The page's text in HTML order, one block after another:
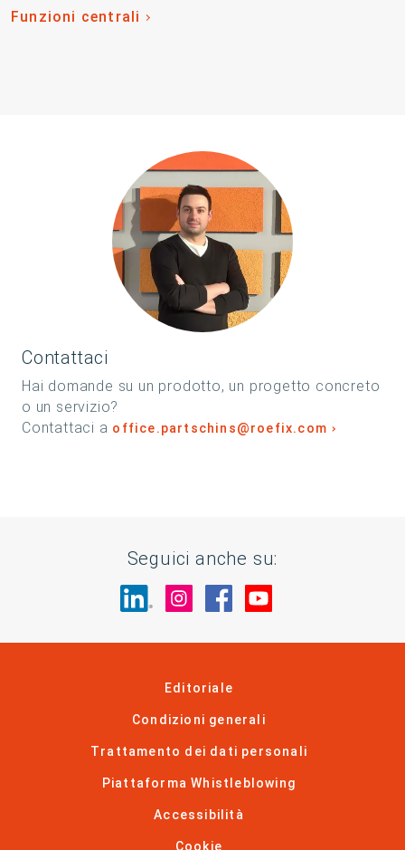
Funzioni centrali
Contattaci
Hai domande su un prodotto, un progetto concreto
o un servizio?
Contattaci a office.partschins@roefix.com
Seguici anche su:
Visita il nostro sito su LinkedIn
Visita il nostro sito su
Visita il nostro sito
Editoriale
Condizioni generali
Trattamento dei dati personali
Piattaforma Whistleblowing
Accessibilità
Cookie